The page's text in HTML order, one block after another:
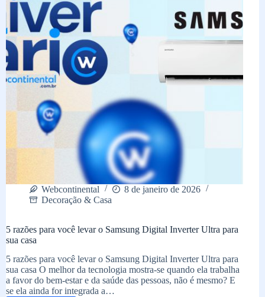
Webcontinental
8 de janeiro de 2026
Decoração & Casa
5 razões para você levar o Samsung Digital Inverter Ultra para
sua casa
5 razões para você levar o Samsung Digital Inverter Ultra para
sua casa O melhor da tecnologia mostra-se quando ela trabalha
a favor do bem-estar e da saúde das pessoas, não é mesmo? E
se ela ainda for integrada a…